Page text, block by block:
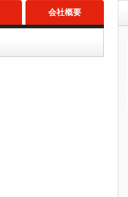
会社概要